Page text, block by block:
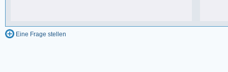
Eine Frage stellen